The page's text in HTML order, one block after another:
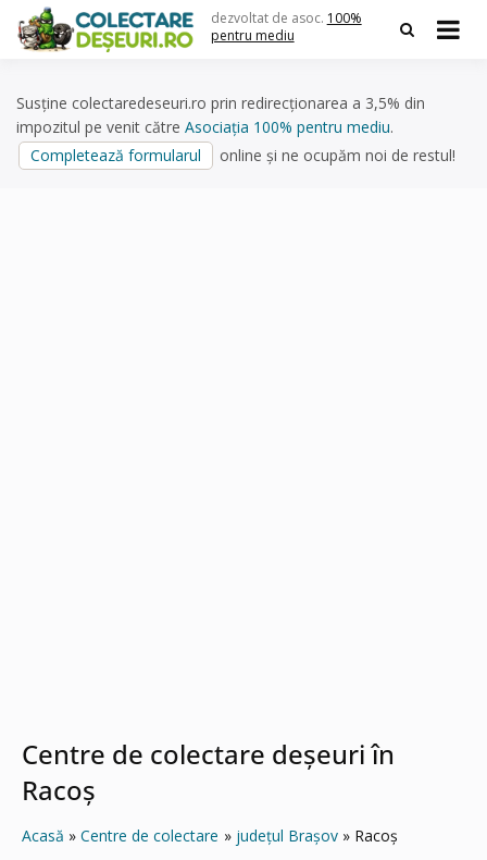
content
dezvoltat de asoc. 100%
pentru mediu
Susține colectaredeseuri.ro prin redirecționarea a 3,5% din
impozitul pe venit către Asociația 100% pentru mediu.
Completează formularul
online și ne ocupăm noi de restul!
Centre de colectare deșeuri în
Racoş
Acasă Centre de colectare județul Brașov Racoş